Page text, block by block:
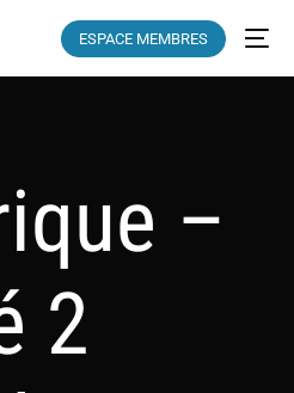
ESPACE MEMBRES
–
2